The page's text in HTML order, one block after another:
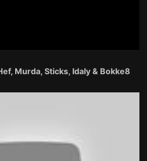
Murda, Sticks, Idaly & Bokke8